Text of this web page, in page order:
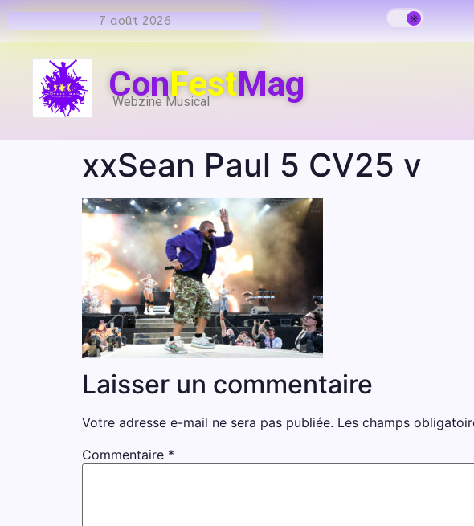
7 août 2026
ConFestMag
Webzine Musical
xxSean Paul 5 CV25 v
Laisser un commentaire
Votre adresse e-mail ne sera pas publiée. Les champs
Commentaire *